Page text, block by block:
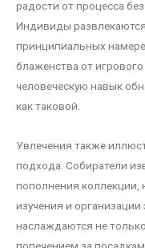
радости от процесса
Индивиды
принципиальных
блаженства от
человеческую навык
как таковой.
Увлечения также
подхода. Собиратели
пополнения коллекции,
изучения и
наслаждаются не
попечением за